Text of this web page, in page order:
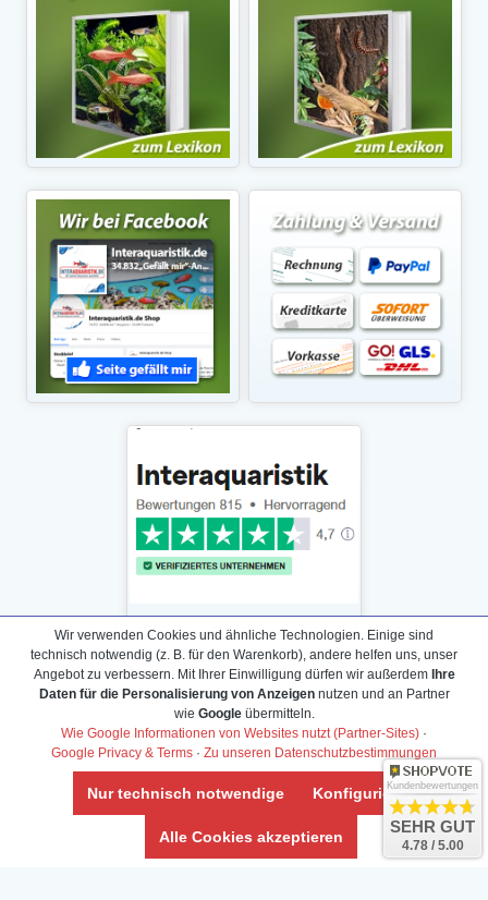
Daten­schutz­erklärung
Widerrufs­recht /Widerrufs­formular
AGB & Info
Impressum
Umwelt und Entsorgung
Vertrag widerrufen
Wir verwenden Cookies und ähnliche Technologien. Einige sind
technisch notwendig (z. B. für den Warenkorb), andere helfen uns, unser
Angebot zu verbessern. Mit Ihrer Einwilligung dürfen wir außerdem Ihre
Daten für die Personalisierung von Anzeigennutzen und an Partner
wie Googleübermitteln.
Wie Google Informationen von Websites nutzt (Partner-Sites) ·
Google Privacy & Terms · Zu unseren Datenschutzbestimmungen
Nur technisch notwendige Konfigurieren
Alle Cookies akzeptieren
Kundenbewertungen
SEHR GUT
4.78 / 5.00